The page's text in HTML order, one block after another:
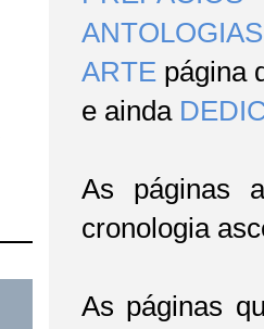
ANTOLOGIAS
ARTE página
e ainda
As páginas
cronologia
As páginas